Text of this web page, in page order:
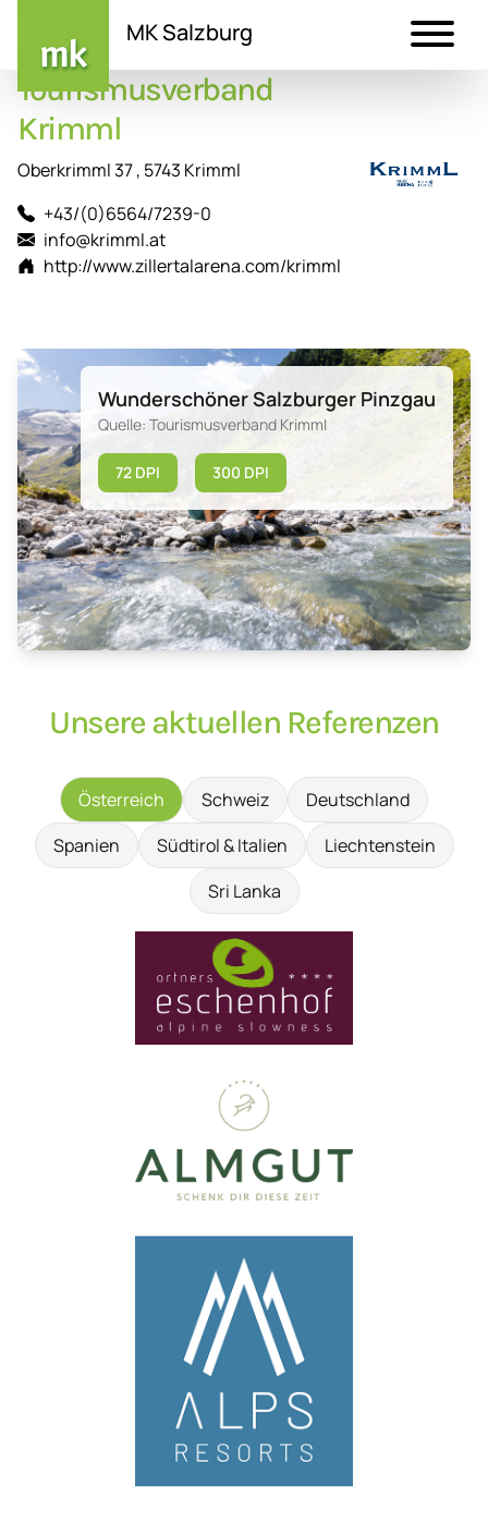
Inhalt
MK Salzburg
Tourismusverband
Krimml
Oberkrimml 37 , 5743 Krimml
+43/(0)6564/7239-0
info@krimml.at
http://www.zillertalarena.com/krimml
Wunderschöner Salzburger Pinzgau
Quelle: Tourismusverband Krimml
72 DPI 300 DPI
Unsere aktuellen Referenzen
Österreich Schweiz
Deutschland
Spanien
Südtirol & Italien
Liechtenstein
Sri Lanka